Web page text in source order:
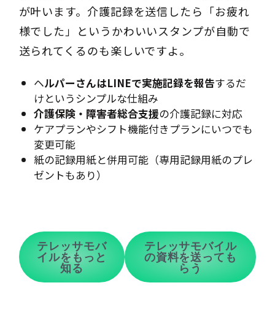
が叶います。介護記録を送信したら「お疲れ
様でした」というかわいいスタンプが自動で
送られてくるのも楽しいですよ。
ヘルパーさんはLINEで実施記録を報告するだ
けというシンプルな仕組み
介護保険・障害者総合支援の介護記録に対応
ケアプランやシフト機能付きプランにいつでも
変更可能
紙の記録用紙と併用可能（専用記録用紙のプレ
ゼントもあり）
テレッサモバ
イルをもっと
知る
テレッサモバイル
の資料を送っても
らう